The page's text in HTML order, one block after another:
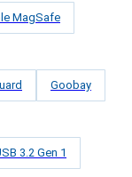
MagSafe
Goobay
3.2 Gen 1